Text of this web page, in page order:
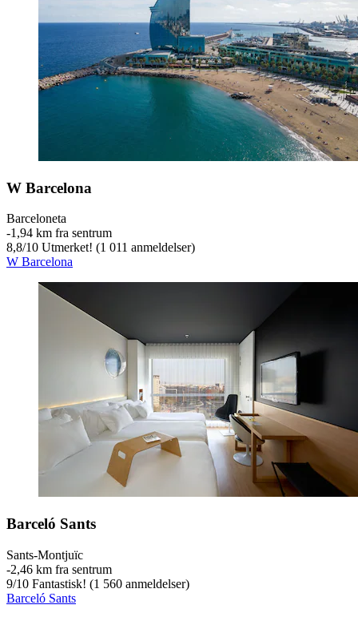
W Barcelona
Barceloneta
‐1,94 km fra sentrum
8,8/10 Utmerket! (1 011 anmeldelser)
W Barcelona
Barceló Sants
Sants-Montjuïc
‐2,46 km fra sentrum
9/10 Fantastisk! (1 560 anmeldelser)
Barceló Sants